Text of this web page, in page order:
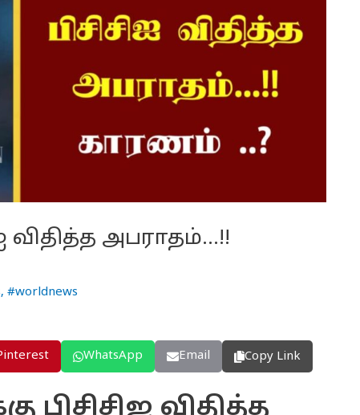
விதித்த அபராதம்…!!
, #worldnews
WhatsApp Email Copy Link